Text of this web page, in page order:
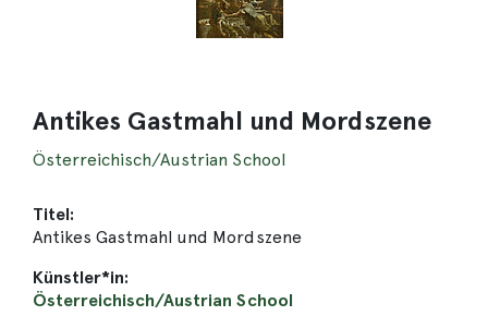
Antikes Gastmahl und Mordszene
Österreichisch/Austrian School
Titel:
Antikes Gastmahl und Mordszene
Künstler*in:
Österreichisch/Austrian School